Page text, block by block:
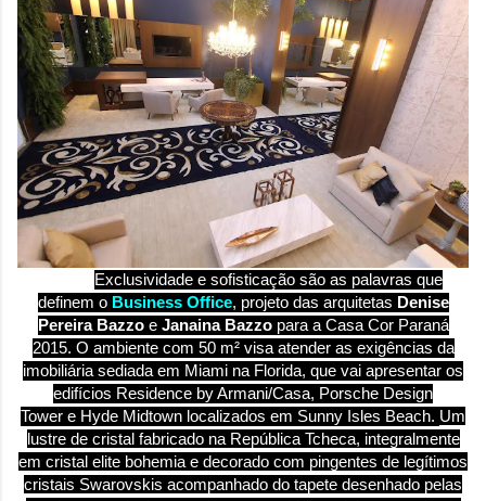
Exclusividade e sofisticação são as palavras que
definem o Business Office, projeto das arquitetas Denise
Pereira Bazzoe Janaina Bazzopara a Casa Cor Paraná
2015. O ambiente com 50 m² visa atender as exigências da
imobiliária sediada em Miami na Florida, que vai apresentar os
edifícios Residence by Armani/Casa, Porsche Design
Tower e Hyde Midtown localizados em Sunny Isles Beach. Um
lustre de cristal fabricado na República Tcheca, integralmente
em cristal elite bohemia e decorado com pingentes de legítimos
cristais Swarovskis acompanhado do tapete desenhado pelas